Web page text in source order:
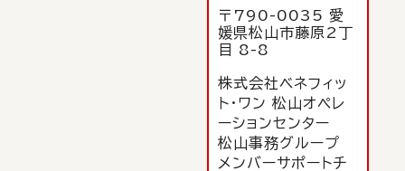
〒790-0035 愛
媛県松山市藤原2丁
目 8-8
株式会社ベネフィッ
ト・ワン 松山オペレ
ーションセンター
松山事務グループ
メンバーサポートチ